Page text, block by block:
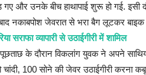
गए और उनके बीच हाथापाई शुरू हो गई.
नकाबपोश जेवरात से भरा बैग लूटकर बाइक
सराफा व्यापारी से उठाईगीरी में शामिल
के दौरान विकलांग युवक ने अपने
चांदी, 100 सोने की जेवर उठाईगीरी करना